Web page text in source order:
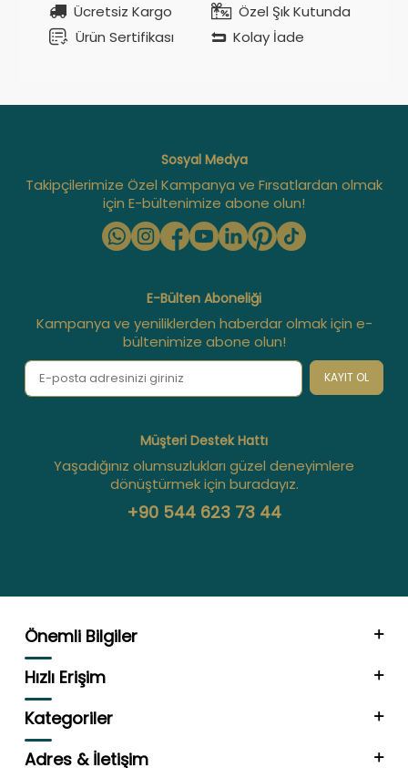
Ücretsiz Kargo
Özel Şık Kutunda
Ürün Sertifikası
Kolay İade
Sosyal Medya
Takipçilerimize Özel Kampanya ve Fırsatlardan olmak
için E-bültenimize abone olun!
E-Bülten Aboneliği
Kampanya ve yeniliklerden haberdar olmak için e-
bültenimize abone olun!
KAYIT OL
Müşteri Destek Hattı
Yaşadığınız olumsuzlukları güzel deneyimlere
dönüştürmek için buradayız.
+90 544 623 73 44
Önemli Bilgiler
Hızlı Erişim
Kategoriler
Adres & İletişim